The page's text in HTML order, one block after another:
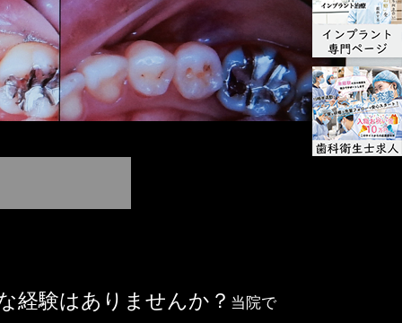
経験はありませんか？ 当院で